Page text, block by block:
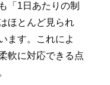
「1日あたりの制
ほとんど見られ
ます。これによ
軟に対応できる点